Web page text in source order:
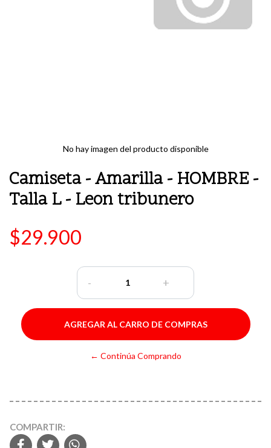
No hay imagen del producto disponible
Camiseta - Amarilla - HOMBRE -
Talla L - Leon tribunero
$29.900
- +
← Continúa Comprando
COMPARTIR: